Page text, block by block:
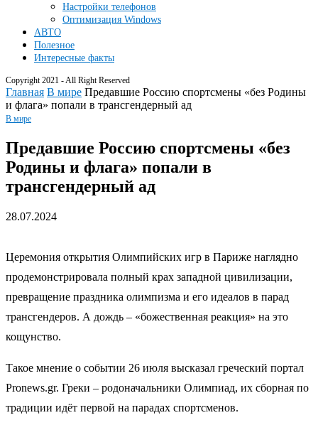
Настройки телефонов
Оптимизация Windows
АВТО
Полезное
Интересные факты
Copyright 2021 - All Right Reserved
Главная В мире Предавшие Россию спортсмены «без Родины
и флага» попали в трансгендерный ад
В мире
Предавшие Россию спортсмены «без
Родины и флага» попали в
трансгендерный ад
28.07.2024
Церемония открытия Олимпийских игр в Париже наглядно
продемонстрировала полный крах западной цивилизации,
превращение праздника олимпизма и его идеалов в парад
трансгендеров. А дождь – «божественная реакция» на это
кощунство.
Такое мнение о событии 26 июля высказал греческий портал
Pronews.gr. Греки – родоначальники Олимпиад, их сборная по
традиции идёт первой на парадах спортсменов.